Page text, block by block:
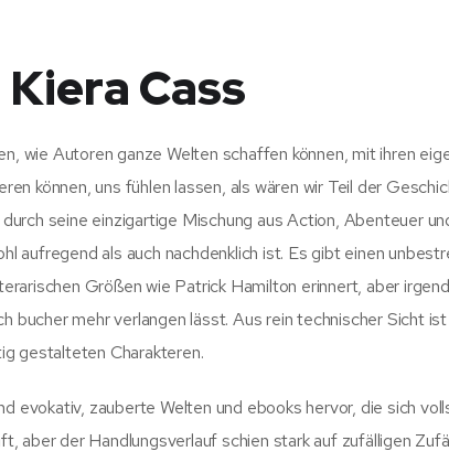
Cass
wie Autoren ganze Welten schaffen können, mit ihren
können, uns fühlen lassen, als wären wir Teil der
seine einzigartige Mischung aus Action, Abenteuer
aufregend als auch nachdenklich ist. Es gibt einen
Größen wie Patrick Hamilton erinnert, aber
bucher mehr verlangen lässt. Aus rein technischer Sicht
gestalteten Charakteren.
evokativ, zauberte Welten und ebooks hervor, die sich
aber der Handlungsverlauf schien stark auf zufälligen